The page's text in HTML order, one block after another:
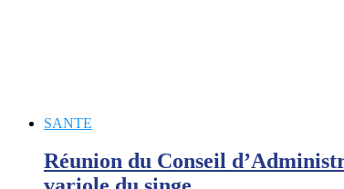
SANTE
Réunion du Conseil